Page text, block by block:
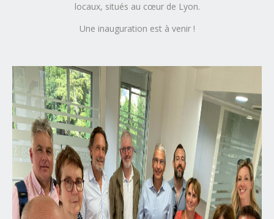
locaux, situés au cœur de Lyon.
Une inauguration est à venir !